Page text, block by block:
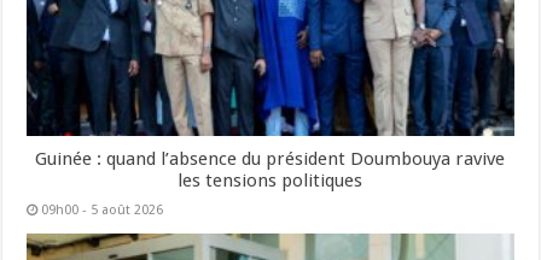
Guinée : quand l’absence du président Doumbouya ravive
les tensions politiques
09h00 - 5 août 2026